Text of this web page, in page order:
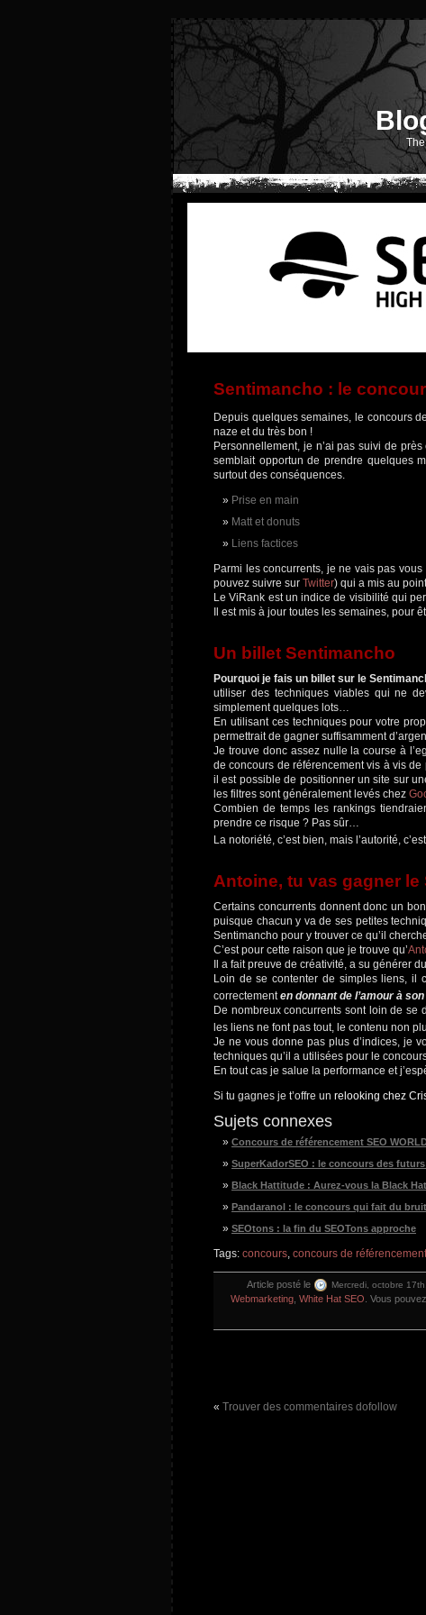
Sentimancho : le
Depuis quelques semaines, le concours
naze et du très bon !
Personnellement, je n’ai pas suivi de
semblait opportun de prendre quelques
surtout des conséquences.
Prise en main
Matt et donuts
Liens factices
Parmi les concurrents, je ne vais pas vous
pouvez suivre sur Twitter) qui a mis au
Le ViRank est un indice de visibilité qui
Il est mis à jour toutes les semaines, pour
Un billet Sentimancho
Pourquoi je fais un billet sur le
utiliser des techniques viables qui ne
simplement quelques lots…
En utilisant ces techniques pour votre
permettrait de gagner suffisamment
Je trouve donc assez nulle la course à
de concours de référencement vis à vis de
il est possible de positionner un site sur
les filtres sont généralement levés chez
Combien de temps les rankings
prendre ce risque ? Pas sûr…
La notoriété, c’est bien, mais l’autorité,
Antoine, tu vas gagner le
Certains concurrents donnent donc un
puisque chacun y va de ses petites
Sentimancho pour y trouver ce qu’il
C’est pour cette raison que je trouve qu’
Il a fait preuve de créativité, a su générer
Loin de se contenter de simples liens, il
correctementen donnant de l’amour à
De nombreux concurrents sont loin de se
les liens ne font pas tout, le contenu non
Je ne vous donne pas plus d’indices, je
techniques qu’il a utilisées pour le
En tout cas je salue la performance et
Si tu gagnes je t’offre un relooking chez
Sujets connexes
Concours de référencement SEO
SuperKadorSEO : le concours des
Black Hattitude : Aurez-vous la Black
Pandaranol : le concours qui fait du bruit
SEOtons : la fin du SEOTons approche
Tags: concours, concours de référencement
Article posté le Mercredi, octobre
Webmarketing, White Hat SEO . Vous
« Trouver des commentaires dofollow